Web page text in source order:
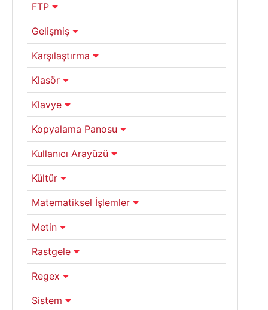
FTP
Gelişmiş
Karşılaştırma
Klasör
Klavye
Kopyalama Panosu
Kullanıcı Arayüzü
Kültür
Matematiksel İşlemler
Metin
Rastgele
Regex
Sistem